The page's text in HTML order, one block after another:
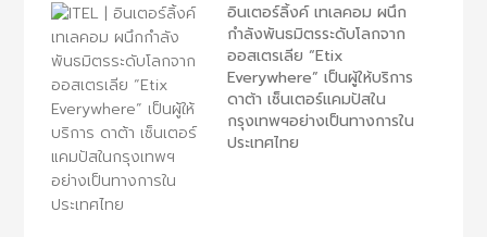
อินเตอร์ลิ้งค์ เทเลคอม ผนึก
กำลังพันธมิตรระดับโลกจาก
ออสเตรเลีย “Etix
Everywhere” เป็นผู้ให้บริการ
ดาต้า เซ็นเตอร์แคมปัสใน
กรุงเทพฯอย่างเป็นทางการใน
ประเทศไทย